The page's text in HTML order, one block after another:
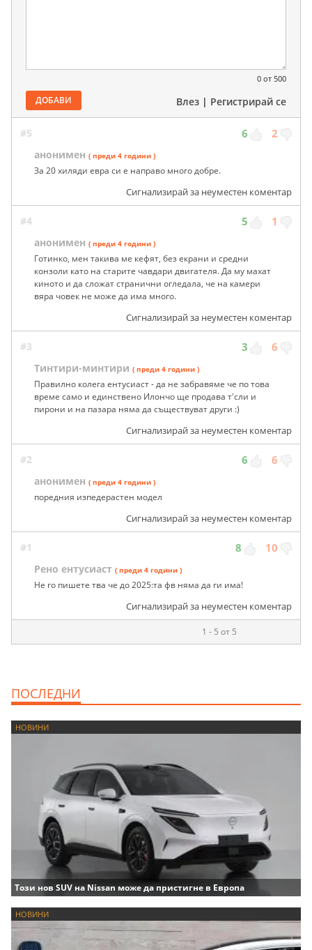
0 от 500
ДОБАВИ Влез | Регистрирай се
#5 6 2
анонимен ( преди 4 години )
За 20 хиляди евра си е направо много добре.
Сигнализирай за неуместен коментар
#4 5 1
анонимен ( преди 4 години )
Готинко, мен такива ме кефят, без екрани и средни
конзоли като на старите чавдари двигателя. Да му махат
киното и да сложат странични огледала, че на камери
вяра човек не може да има много.
Сигнализирай за неуместен коментар
#3 3 6
Тинтири-минтири ( преди 4 години )
Правилно колега ентусиаст - да не забравяме че по това
време само и единствено Илончо ще продава т'сли и
пирони и на пазара няма да съществуват други :)
Сигнализирай за неуместен коментар
#2 6 6
анонимен ( преди 4 години )
поредния изпедерастен модел
Сигнализирай за неуместен коментар
#1 8 10
Рено ентусиаст ( преди 4 години )
Не го пишете тва че до 2025:та фв няма да ги има!
Сигнализирай за неуместен коментар
1 - 5 от 5
ПОСЛЕДНИ
НОВИНИ
Този нов SUV на Nissan може да пристигне в Европа
НОВИНИ